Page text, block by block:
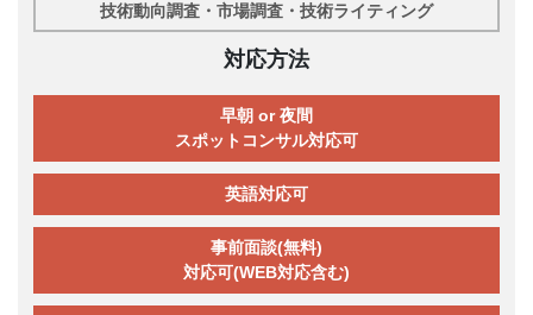
技術動向調査・市場調査・技術ライティング
対応方法
早朝 or 夜間
スポットコンサル対応可
英語対応可
事前面談(無料)
対応可(WEB対応含む)